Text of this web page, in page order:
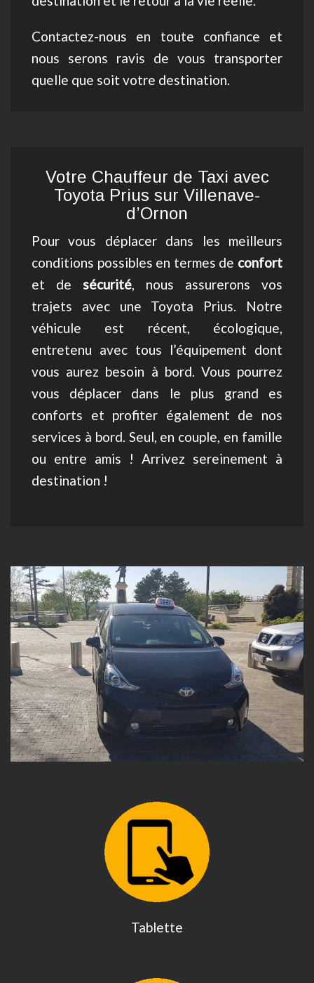
Contactez-nous en toute confiance et
nous serons ravis de vous transporter
quelle que soit votre destination.
Votre Chauffeur de Taxi avec
Toyota Prius sur Villenave-
d’Ornon
Pour vous déplacer dans les meilleurs
conditions possibles en termes de confort
et de sécurité, nous assurerons vos
trajets avec une Toyota Prius. Notre
véhicule est récent, écologique,
entretenu avec tous l’équipement dont
vous aurez besoin à bord. Vous pourrez
vous déplacer dans le plus grand es
conforts et profiter également de nos
services à bord. Seul, en couple, en famille
ou entre amis ! Arrivez sereinement à
destination !
Tablette